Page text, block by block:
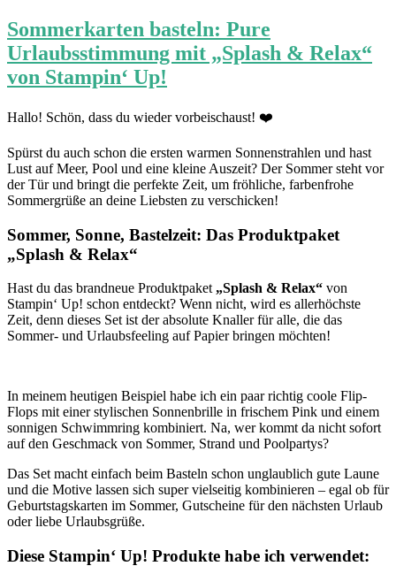
Sommerkarten basteln: Pure
Urlaubsstimmung mit „Splash & Relax“
von Stampin‘ Up!
Hallo! Schön, dass du wieder vorbeischaust! ❤️
Spürst du auch schon die ersten warmen Sonnenstrahlen und hast
Lust auf Meer, Pool und eine kleine Auszeit? Der Sommer steht vor
der Tür und bringt die perfekte Zeit, um fröhliche, farbenfrohe
Sommergrüße an deine Liebsten zu verschicken!
Sommer, Sonne, Bastelzeit: Das Produktpaket
„Splash & Relax“
Hast du das brandneue Produktpaket „Splash & Relax“ von
Stampin‘ Up! schon entdeckt? Wenn nicht, wird es allerhöchste
Zeit, denn dieses Set ist der absolute Knaller für alle, die das
Sommer- und Urlaubsfeeling auf Papier bringen möchten!
In meinem heutigen Beispiel habe ich ein paar richtig coole Flip-
Flops mit einer stylischen Sonnenbrille in frischem Pink und einem
sonnigen Schwimmring kombiniert. Na, wer kommt da nicht sofort
auf den Geschmack von Sommer, Strand und Poolpartys? ️
Das Set macht einfach beim Basteln schon unglaublich gute Laune
und die Motive lassen sich super vielseitig kombinieren – egal ob für
Geburtstagskarten im Sommer, Gutscheine für den nächsten Urlaub
oder liebe Urlaubsgrüße.
Diese Stampin‘ Up! Produkte habe ich verwendet: